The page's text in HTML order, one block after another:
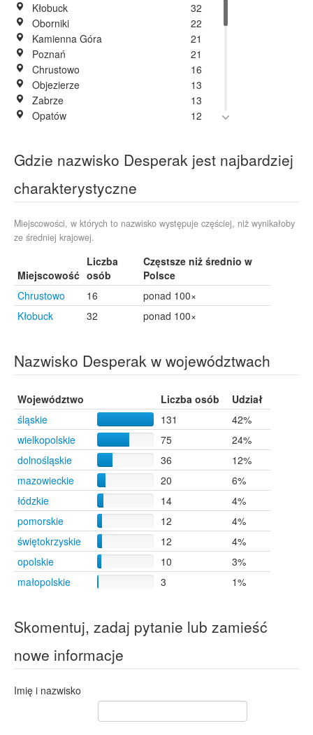
Kłobuck
32
Oborniki
22
Kamienna Góra
21
Poznań
21
Chrustowo
16
Objezierze
13
Zabrze
13
Opatów
12
Warszawa
10
Świerkówki
Góra Kalwaria
6
Koziegłowy
Książ Wielkopolski
6
Łódź
6
Zdzieszowice
6
Bielsko-Biała
5
Czechowice-Dziedzice
5
Gliwice
4
Legionowo
4
Opole
Piotrków Trybunalski
4
Słupsk
Szamotuły
Kraków
3
Złochowice
3
Iwanowice-Naboków
Iwanowice Małe
Ślusarze
Waleńczów
1
Zwierzyniec Pierwszy
Gdzie nazwisko Desperak jest najbardziej
charakterystyczne
Miejscowości, w których to nazwisko występuje częściej, niż wynikałoby
ze średniej krajowej.
Miejscowość
Liczba
osób
Częstsze niż średnio w
Polsce
Chrustowo
16
ponad 100×
Kłobuck
32 ponad 100×
Nazwisko Desperak w województwach
Województwo Liczba osób
Udział
śląskie
131
42%
wielkopolskie
75
24%
dolnośląskie
36
12%
mazowieckie
20
6%
łódzkie
14
4%
pomorskie
12
4%
świętokrzyskie
12
4%
opolskie
10
3%
małopolskie
3 1%
Skomentuj, zadaj pytanie lub zamieść
nowe informacje
Imię i nazwisko